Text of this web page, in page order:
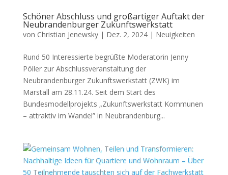
Schöner Abschluss und großartiger Auftakt der
Neubrandenburger Zukunftswerkstatt
von Christian Jenewsky| Dez. 2, 2024| Neuigkeiten
Rund 50 Interessierte begrüßte Moderatorin Jenny
Pöller zur Abschlussveranstaltung der
Neubrandenburger Zukunftswerkstatt (ZWK) im
Marstall am 28.11.24. Seit dem Start des
Bundesmodellprojekts „Zukunftswerkstatt Kommunen
– attraktiv im Wandel” in Neubrandenburg...